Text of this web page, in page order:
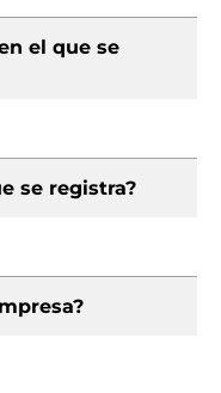
el que se
se registra?